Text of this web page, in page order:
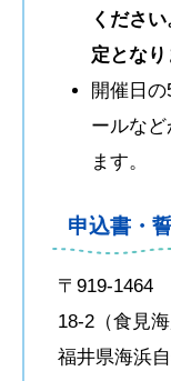
くださ
定となり
開催日
ールな
ます。
申込書・
〒919-1464
18-2（食見海
福井県海浜